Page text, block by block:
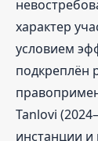
характер
условием
подкреплён
Tanlovi
инстанции